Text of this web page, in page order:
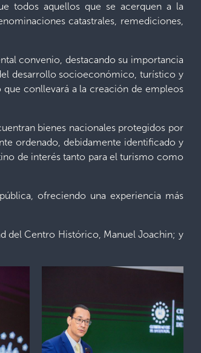
todos aquellos que se acerquen a la
catastrales, remediciones,
convenio, destacando su importancia
desarrollo socioeconómico, turístico y
conllevará a la creación de empleos
bienes nacionales protegidos por
ordenado, debidamente identificado y
de interés tanto para el turismo como
ofreciendo una experiencia más
del Centro Histórico, Manuel Joachin; y